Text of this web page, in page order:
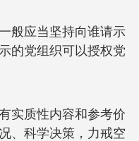
般应当坚持向谁请示
的党组织可以授权党
实质性内容和参考价
、科学决策，力戒空